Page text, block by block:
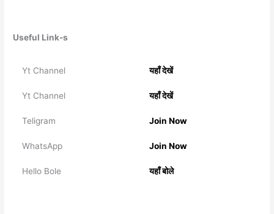
Useful Link-s
Yt Channel यहाँ देखें
Yt Channel यहाँ देखें
Teligram Join Now
WhatsApp Join Now
Hello Bole यहाँ बोले